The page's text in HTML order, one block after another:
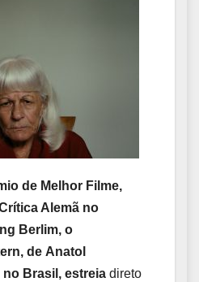
de Melhor Filme,
Alemã no
Berlim, o
de Anatol
no Brasil, estreia direto